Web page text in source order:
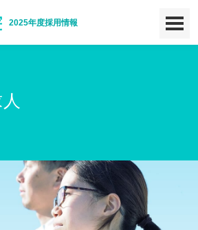
2025年度採用情報